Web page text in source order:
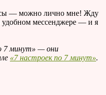
— можно лично мне! Жду
удобном мессенджере — и я
7 минут» — они
«7 настроек по 7 минут».